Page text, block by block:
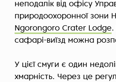
неподалік від офісу
природоохоронної зони
Ngorongoro Crater Lodge.
сафарі-виїзд можна
У цієї смуги є один
хмарність. Через це